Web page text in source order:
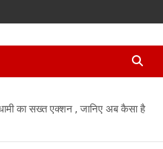
धामी का सख्त एक्शन , जानिए अब कैसा है